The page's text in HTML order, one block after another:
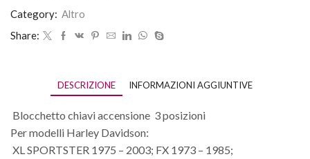
Category: Altro
Share:
DESCRIZIONE INFORMAZIONI AGGIUNTIVE
Blocchetto chiavi accensione 3 posizioni
Per modelli Harley Davidson:
XL SPORTSTER 1975 – 2003; FX 1973 – 1985;